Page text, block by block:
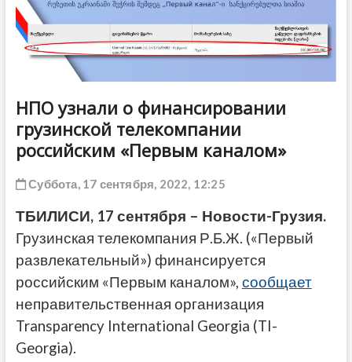
НПО узнали о финансировании
грузинской телекомпании
российским «Первым каналом»
Суббота, 17 сентября, 2022, 12:25
ТБИЛИСИ, 17 сентября – Новости-Грузия.
Грузинская телекомпания Р.Б.Ж. («Первый
развлекательный») финансируется
российским «Первым каналом», сообщает
неправительственная организация
Transparency International Georgia (TI-
Georgia).